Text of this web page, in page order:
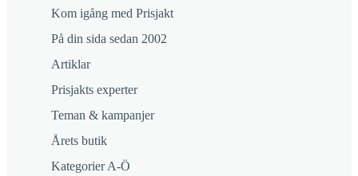
Kom igång med Prisjakt
På din sida sedan 2002
Artiklar
Prisjakts experter
Teman & kampanjer
Årets butik
Kategorier A-Ö